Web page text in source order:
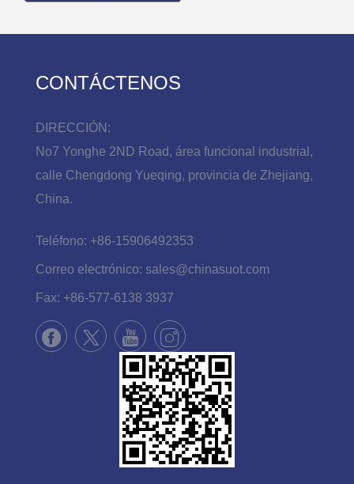
CONTÁCTENOS
DIRECCIÓN:
No7 Yonghe 2ND Road, área funcional industrial,
calle Chengdong Yueqing, provincia de Zhejiang,
China.
Teléfono: +86-15906492353
Correo electrónico: sales@chinasuot.com
Fax: +86-577-6138 3937